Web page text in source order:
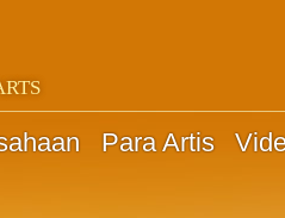
Para Artis